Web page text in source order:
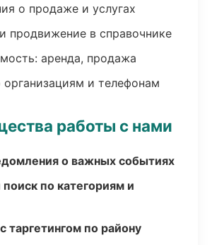
о продаже и услугах
продвижение в справочнике
аренда, продажа
и телефонам
работы с нами
о важных событиях
по категориям и
таргетингом по району